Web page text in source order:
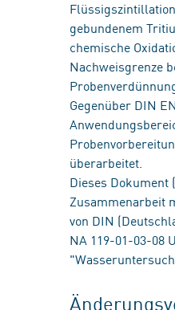
gebundenem
chemische
Nachweisgrenze
Gegenüber DIN
überarbeitet.
Dieses Dokument
Zusammenarbeit
von DIN
NA 119-01-03-08